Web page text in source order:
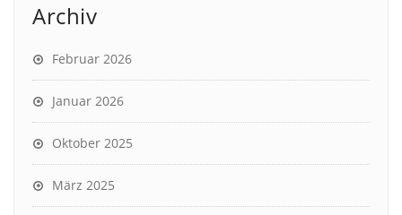
Archiv
Februar 2026
Januar 2026
Oktober 2025
März 2025